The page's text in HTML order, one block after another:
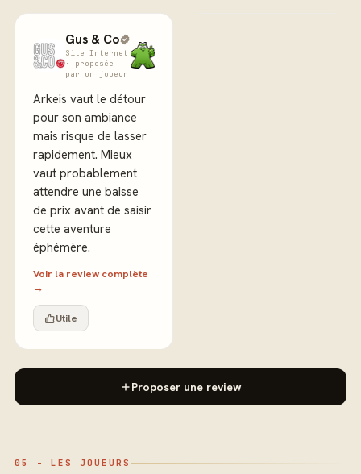
Gus & Co
Site Internet
· proposée
par un joueur
Arkeis vaut le détour
pour son ambiance
mais risque de lasser
rapidement. Mieux
vaut probablement
attendre une baisse
de prix avant de saisir
cette aventure
éphémère.
Voir la review complète
→
Utile
Proposer une review
05 - LES JOUEURS